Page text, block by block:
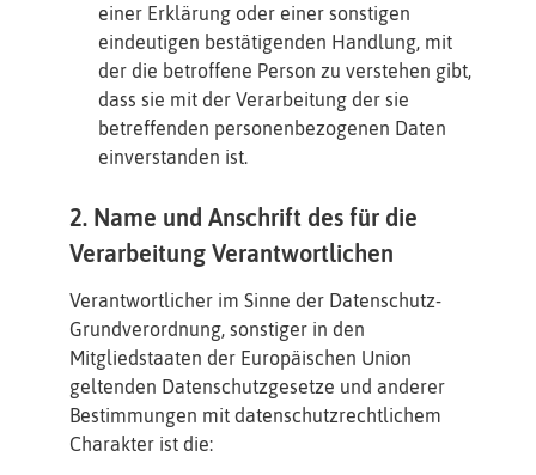
einer Erklärung oder einer sonstigen
eindeutigen bestätigenden Handlung, mit
der die betroffene Person zu verstehen gibt,
dass sie mit der Verarbeitung der sie
betreffenden personenbezogenen Daten
einverstanden ist.
2. Name und Anschrift des für die
Verarbeitung Verantwortlichen
Verantwortlicher im Sinne der Datenschutz-
Grundverordnung, sonstiger in den
Mitgliedstaaten der Europäischen Union
geltenden Datenschutzgesetze und anderer
Bestimmungen mit datenschutzrechtlichem
Charakter ist die: